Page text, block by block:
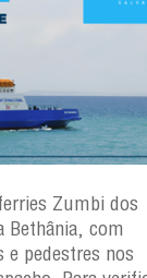
Zumbi dos
Bethânia, com
pedestres nos